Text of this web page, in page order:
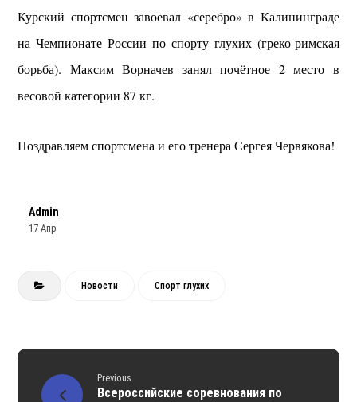
Курский спортсмен завоевал «серебро» в Калининграде
на Чемпионате России по спорту глухих (греко-римская
борьба). Максим Ворначев занял почётное 2 место в
весовой категории 87 кг.
Поздравляем спортсмена и его тренера Сергея Червякова!
Admin
17 Апр
Новости Спорт глухих
Previous
Всероссийские соревнования по